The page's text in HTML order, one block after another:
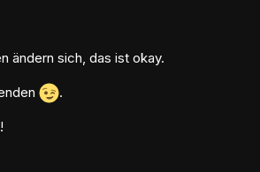
ändern sich, das ist okay.
.